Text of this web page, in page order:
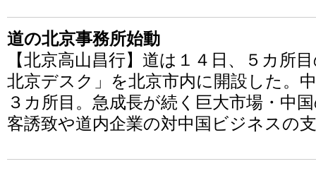
道の北京事務所始動
【北京高山昌行】道は１４日、５カ所
北京デスク」を北京市内に開設した。
３カ所目。急成長が続く巨大市場・中
客誘致や道内企業の対中国ビジネスの